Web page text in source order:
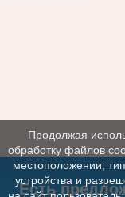
Есть
Продолжая
обработку файлов
местоположении;
устройства и